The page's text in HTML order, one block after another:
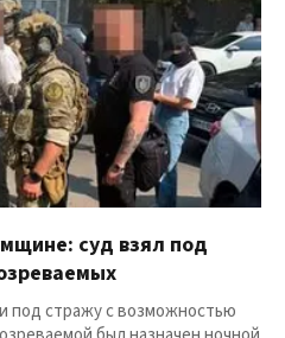
суд взял под
под стражу с возможностью